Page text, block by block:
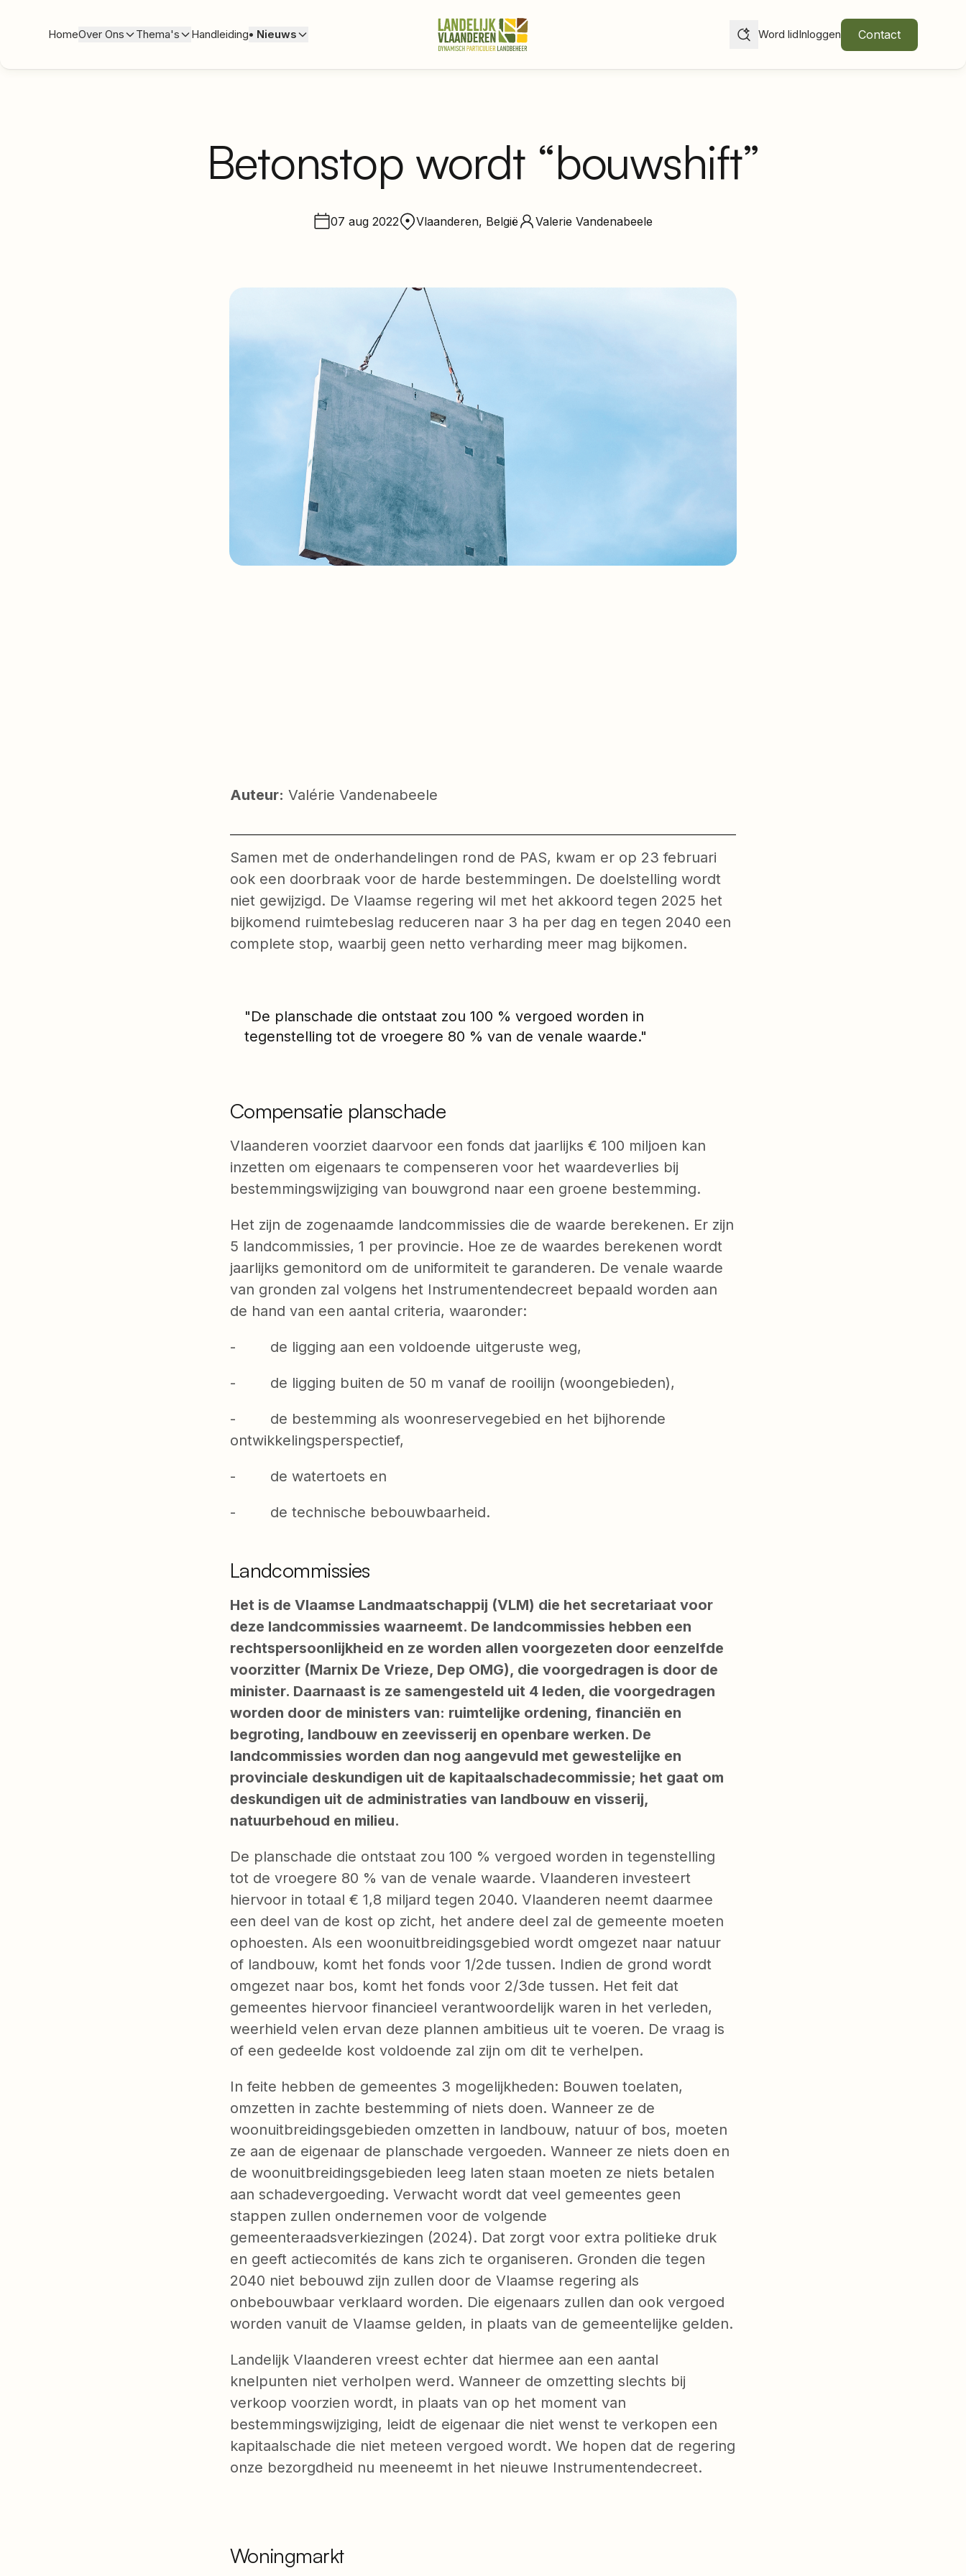
HomeOver Ons Thema's Handleiding• Nieuws Word lidInloggen Contact
Betonstop wordt “bouwshift”
07 aug 2022 Vlaanderen, België Valerie Vandenabeele
Auteur: Valérie Vandenabeele
Samen met de onderhandelingen rond de PAS, kwam er op 23 februari
ook een doorbraak voor de harde bestemmingen. De doelstelling wordt
niet gewijzigd. De Vlaamse regering wil met het akkoord tegen 2025 het
bijkomend ruimtebeslag reduceren naar 3 ha per dag en tegen 2040 een
complete stop, waarbij geen netto verharding meer mag bijkomen.
"De planschade die ontstaat zou 100 % vergoed worden in
tegenstelling tot de vroegere 80 % van de venale waarde."
Compensatie planschade
Vlaanderen voorziet daarvoor een fonds dat jaarlijks € 100 miljoen kan
inzetten om eigenaars te compenseren voor het waardeverlies bij
bestemmingswijziging van bouwgrond naar een groene bestemming.
Het zijn de zogenaamde landcommissies die de waarde berekenen. Er zijn
5 landcommissies, 1 per provincie. Hoe ze de waardes berekenen wordt
jaarlijks gemonitord om de uniformiteit te garanderen. De venale waarde
van gronden zal volgens het Instrumentendecreet bepaald worden aan
de hand van een aantal criteria, waaronder:
- de ligging aan een voldoende uitgeruste weg,
- de ligging buiten de 50 m vanaf de rooilijn (woongebieden),
- de bestemming als woonreservegebied en het bijhorende
ontwikkelingsperspectief,
- de watertoets en
- de technische bebouwbaarheid.
Landcommissies
Het is de Vlaamse Landmaatschappij (VLM) die het secretariaat voor
deze landcommissies waarneemt. De landcommissies hebben een
rechtspersoonlijkheid en ze worden allen voorgezeten door eenzelfde
voorzitter (Marnix De Vrieze, Dep OMG), die voorgedragen is door de
minister. Daarnaast is ze samengesteld uit 4 leden, die voorgedragen
worden door de ministers van: ruimtelijke ordening, financiën en
begroting, landbouw en zeevisserij en openbare werken. De
landcommissies worden dan nog aangevuld met gewestelijke en
provinciale deskundigen uit de kapitaalschadecommissie; het gaat om
deskundigen uit de administraties van landbouw en visserij,
natuurbehoud en milieu.
De planschade die ontstaat zou 100 % vergoed worden in tegenstelling
tot de vroegere 80 % van de venale waarde. Vlaanderen investeert
hiervoor in totaal € 1,8 miljard tegen 2040. Vlaanderen neemt daarmee
een deel van de kost op zicht, het andere deel zal de gemeente moeten
ophoesten. Als een woonuitbreidingsgebied wordt omgezet naar natuur
of landbouw, komt het fonds voor 1/2de tussen. Indien de grond wordt
omgezet naar bos, komt het fonds voor 2/3de tussen. Het feit dat
gemeentes hiervoor financieel verantwoordelijk waren in het verleden,
weerhield velen ervan deze plannen ambitieus uit te voeren. De vraag is
of een gedeelde kost voldoende zal zijn om dit te verhelpen.
In feite hebben de gemeentes 3 mogelijkheden: Bouwen toelaten,
omzetten in zachte bestemming of niets doen. Wanneer ze de
woonuitbreidingsgebieden omzetten in landbouw, natuur of bos, moeten
ze aan de eigenaar de planschade vergoeden. Wanneer ze niets doen en
de woonuitbreidingsgebieden leeg laten staan moeten ze niets betalen
aan schadevergoeding. Verwacht wordt dat veel gemeentes geen
stappen zullen ondernemen voor de volgende
gemeenteraadsverkiezingen (2024). Dat zorgt voor extra politieke druk
en geeft actiecomités de kans zich te organiseren. Gronden die tegen
2040 niet bebouwd zijn zullen door de Vlaamse regering als
onbebouwbaar verklaard worden. Die eigenaars zullen dan ook vergoed
worden vanuit de Vlaamse gelden, in plaats van de gemeentelijke gelden.
Landelijk Vlaanderen vreest echter dat hiermee aan een aantal
knelpunten niet verholpen werd. Wanneer de omzetting slechts bij
verkoop voorzien wordt, in plaats van op het moment van
bestemmingswijziging, leidt de eigenaar die niet wenst te verkopen een
kapitaalschade die niet meteen vergoed wordt. We hopen dat de regering
onze bezorgdheid nu meeneemt in het nieuwe Instrumentendecreet.
Woningmarkt